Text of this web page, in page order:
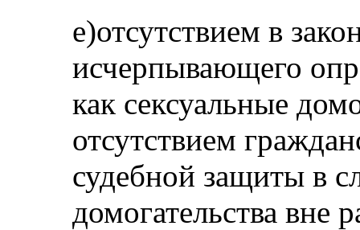
e)отсутствием в
исчерпывающего
как сексуальные
отсутствием
судебной защиты в
домогательства вне